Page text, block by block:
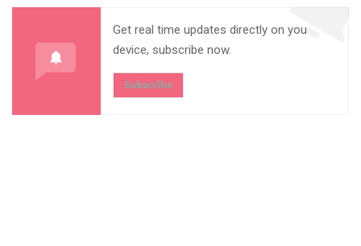
Get real time updates directly on you
device, subscribe now.
Subscribe